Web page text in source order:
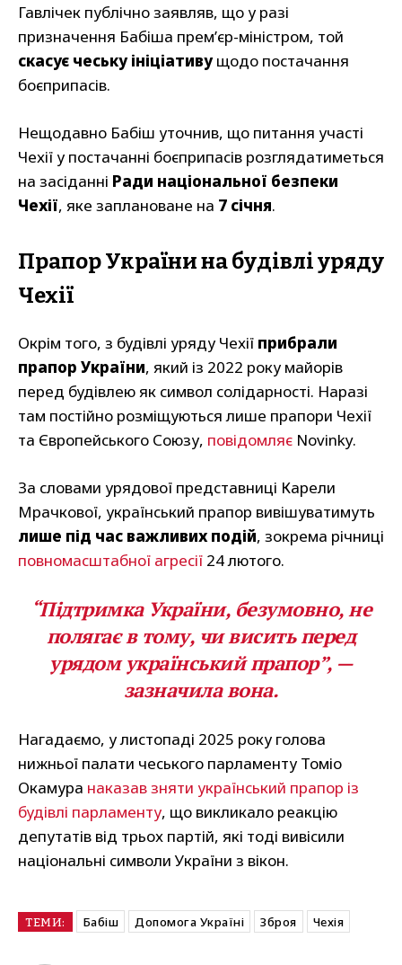
Гавлічек публічно заявляв, що у разі
призначення Бабіша прем’єр-міністром, той
скасує чеську ініціативущодо постачання
боєприпасів.
Нещодавно Бабіш уточнив, що питання участі
Чехії у постачанні боєприпасів розглядатиметься
на засіданні Ради національної безпеки
Чехії, яке заплановане на 7 січня.
Прапор України на будівлі уряду
Чехії
Окрім того, з будівлі уряду Чехії прибрали
прапор України, який із 2022 року майорів
перед будівлею як символ солідарності. Наразі
там постійно розміщуються лише прапори Чехії
та Європейського Союзу, повідомляє Novinky.
За словами урядової представниці Карели
Мрачкової, український прапор вивішуватимуть
лише під час важливих подій, зокрема річниці
повномасштабної агресії 24 лютого.
“Підтримка України, безумовно, не
полягає в тому, чи висить перед
урядом український прапор”, —
зазначила вона.
Нагадаємо, у листопаді 2025 року голова
нижньої палати чеського парламенту Томіо
Окамура наказав зняти український прапор із
будівлі парламенту, що викликало реакцію
депутатів від трьох партій, які тоді вивісили
національні символи України з вікон.
ТЕМИ: Бабіш Допомога Україні Зброя Чехія